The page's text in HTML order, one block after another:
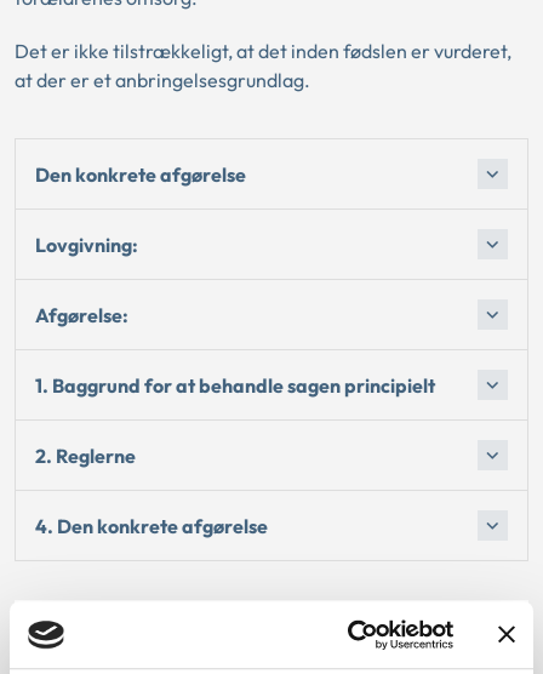
Det er ikke tilstrækkeligt, at det inden fødslen er vurderet,
at der er et anbringelsesgrundlag.
Den konkrete afgørelse
Lovgivning:
Afgørelse:
1. Baggrund for at behandle sagen principielt
2. Reglerne
4. Den konkrete afgørelse